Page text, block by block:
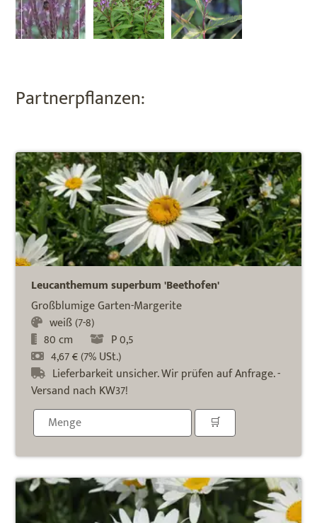
Partnerpflanzen:
Leucanthemum superbum 'Beethofen'
Großblumige Garten-Margerite
weiß (7-8)
80 cm
P 0,5
4,67 € (7% USt.)
Lieferbarkeit unsicher. Wir prüfen auf Anfrage. -
Versand nach KW37!